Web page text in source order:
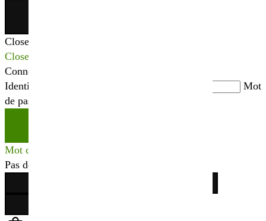
Close
Close
Connexion
Identifiant ou adresse mail
Mot
de passe
Mot de passe perdu ?
Pas de compte ?